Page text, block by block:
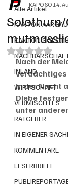
Alle Artikel
KANTON AARGAU
KANTON
INLAND
WIRTSCHAFT
VERMISCHTES
RATGEBER
IN EIGENER
KOMMENTARE
LESERBRIEFE
KAPO SO14.
Mit NaN
Nach der
verdächtiges
in der Nacht
Diebe
unter